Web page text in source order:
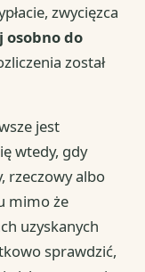
zwycięzca
osobno do
został
jest
wtedy, gdy
rzeczowy albo
mimo że
uzyskanych
sprawdzić,